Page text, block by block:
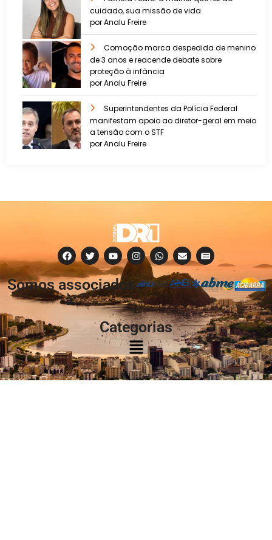
cuidado, sua missão de vida
por Analu Freire
Comoção marca despedida de menino
de 3 anos e reacende debate sobre
proteção à infância
por Analu Freire
Superintendentes da Polícia Federal
manifestam apoio ao diretor-geral em meio
a tensão com o STF
por Analu Freire
Somos associados
à:
Categorias